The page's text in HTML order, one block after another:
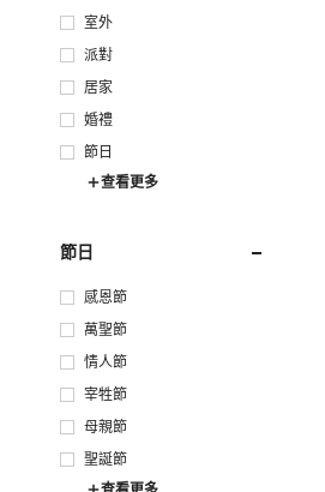
室外
派對
居家
婚禮
節日
查看更多
節日
感恩節
萬聖節
情人節
宰牲節
母親節
聖誕節